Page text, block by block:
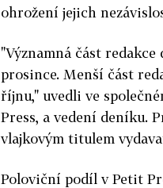
ohrožení jejich
"Významná část
prosince. Menší část
říjnu," uvedli ve
Press, a vedení deníku.
vlajkovým titulem
Poloviční podíl v Petit